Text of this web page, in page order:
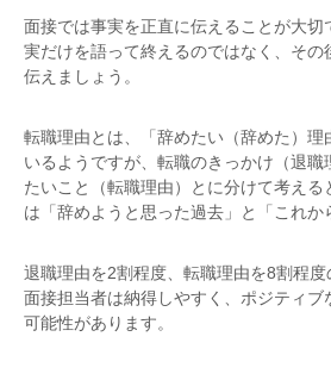
面接では事実を正直に伝えることが大
実だけを語って終えるのではなく、その
伝えましょう。
転職理由とは、「辞めたい（辞めた）理
いるようですが、転職のきっかけ（退職
たいこと（転職理由）とに分けて考える
は「辞めようと思った過去」と「これか
退職理由を2割程度、転職理由を8割程度
面接担当者は納得しやすく、ポジティブ
可能性があります。